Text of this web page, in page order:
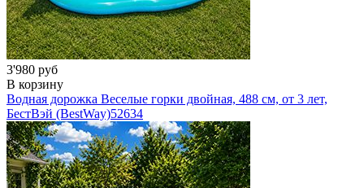
3'980 руб
В корзину
Водная дорожка Веселые горки двойная, 488 см, от 3 лет,
БестВэй (BestWay)52634